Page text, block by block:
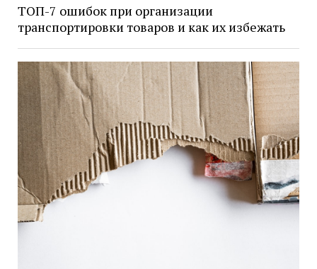
ТОП-7 ошибок при организации
транспортировки товаров и как их избежать